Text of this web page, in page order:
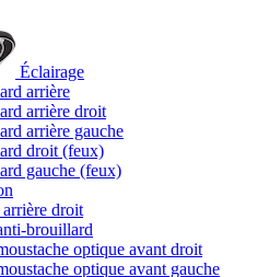
Éclairage
arrière
arrière droit
arrière gauche
droit (feux)
gauche (feux)
droit
brouillard
optique avant droit
optique avant gauche